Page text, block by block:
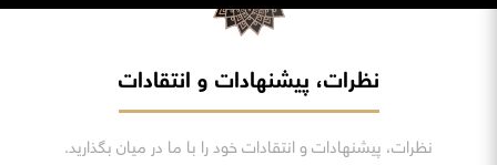
نظرات، پیشنهادات و انتقادات
نظرات، پیشنهادات و انتقادات خود را با ما در میان بگذارید.